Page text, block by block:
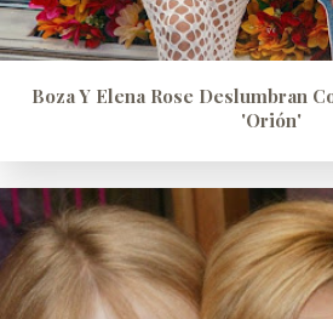
Boza Y Elena Rose Deslumbran
'Orión'